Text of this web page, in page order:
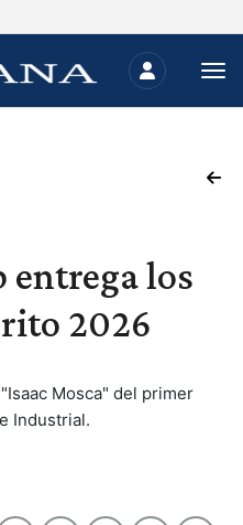
entrega los
2026
Mosca" del primer
Industrial.